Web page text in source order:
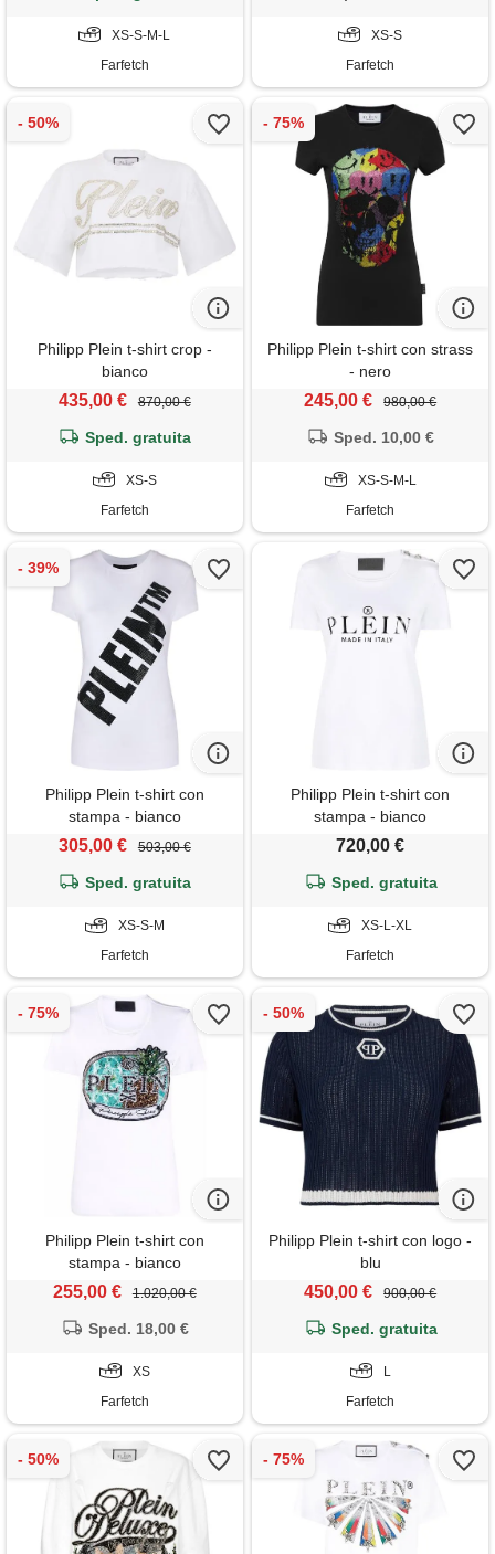
XS-S-M-L
Farfetch
XS-S
Farfetch
Philipp Plein t-shirt crop -
bianco
435,00 € 870,00 €
Sped. gratuita
XS-S
Farfetch
Philipp Plein t-shirt con strass
- nero
245,00 € 980,00 €
Sped. 10,00 €
XS-S-M-L
Farfetch
Philipp Plein t-shirt con
stampa - bianco
305,00 € 503,00 €
Sped. gratuita
XS-S-M
Farfetch
Philipp Plein t-shirt con
stampa - bianco
720,00 €
Sped. gratuita
XS-L-XL
Farfetch
Philipp Plein t-shirt con
stampa - bianco
255,00 € 1.020,00 €
Sped. 18,00 €
XS
Farfetch
Philipp Plein t-shirt con logo -
blu
450,00 € 900,00 €
Sped. gratuita
L
Farfetch